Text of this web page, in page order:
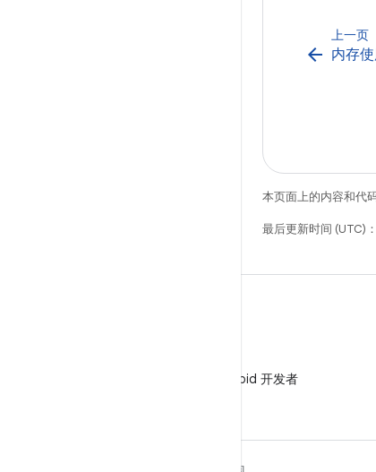
上一页
arrow_back 内存
本页面上的内容和代
最后更新时间 (UTC)
在微信中关注 Android 开发者